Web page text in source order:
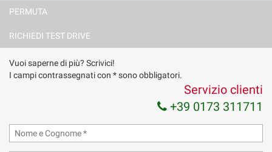
PERMUTA
RICHIEDI TEST DRIVE
Vuoi saperne di più? Scrivici!
I campi contrassegnati con * sono obbligatori.
Servizio clienti
+39 0173 311711